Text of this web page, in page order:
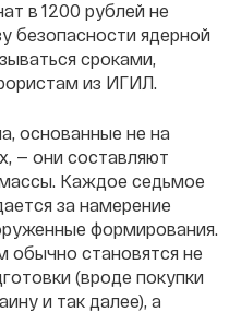
в 1200 рублей не
безопасности ядерной
сроками,
из ИГИЛ.
основанные не на
— они составляют
Каждое седьмое
за намерение
формирования.
обычно становятся не
(вроде покупки
и так далее), а